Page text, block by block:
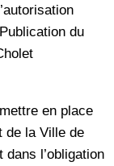
du
en place
de la Ville de
l’obligation